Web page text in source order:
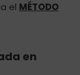
el MÉTODO
en